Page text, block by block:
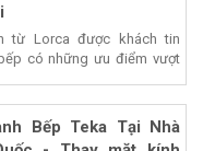
từ Lorca được khách tin
có những ưu điểm vượt
Bếp Teka Tại Nhà